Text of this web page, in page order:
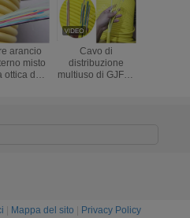
arancio
misto
ottica del
Cavo di
distribuzione
multiuso di GJFJV
Mappa del sito Privacy Policy